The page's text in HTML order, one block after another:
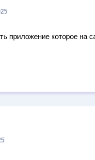
приложение которое на